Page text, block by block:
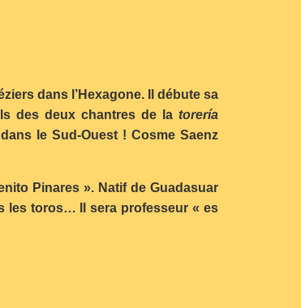
dans l’Hexagone. Il débute sa
des deux chantres de la torería
le Sud-Ouest ! Cosme Saenz
Pinares ». Natif de Guadasuar
les toros… Il sera professeur « es